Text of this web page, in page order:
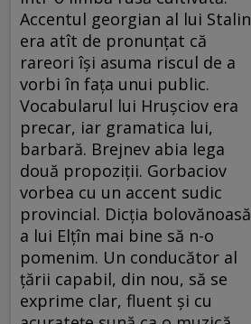
Accentul georgian al lui Stalin
era atît de pronunţat că
rareori îşi asuma riscul de a
vorbi în faţa unui public.
Vocabularul lui Hruşciov era
precar, iar gramatica lui,
barbară. Brejnev abia lega
două propoziţii. Gorbaciov
vorbea cu un accent sudic
provincial. Dicţia bolovănoasă
a lui Elţîn mai bine să n-o
pomenim. Un conducător al
ţării capabil, din nou, să se
exprime clar, fluent şi cu